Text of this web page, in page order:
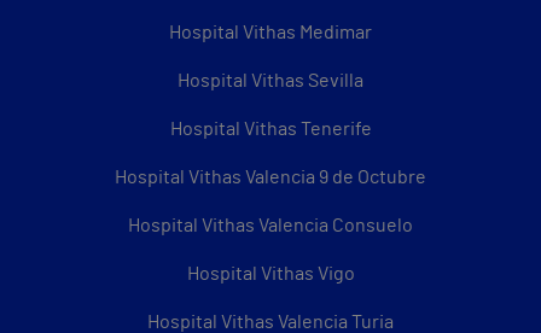
Hospital Vithas Medimar
Hospital Vithas Sevilla
Hospital Vithas Tenerife
Hospital Vithas Valencia 9 de Octubre
Hospital Vithas Valencia Consuelo
Hospital Vithas Vigo
Hospital Vithas Valencia Turia